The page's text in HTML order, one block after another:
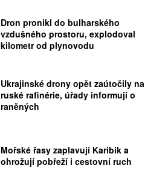
Dron pronikl do bulharského
vzdušného prostoru, explodoval
kilometr od plynovodu
Ukrajinské drony opět zaútočily na
ruské rafinérie, úřady informují o
raněných
Mořské řasy zaplavují Karibik a
ohrožují pobřeží i cestovní ruch